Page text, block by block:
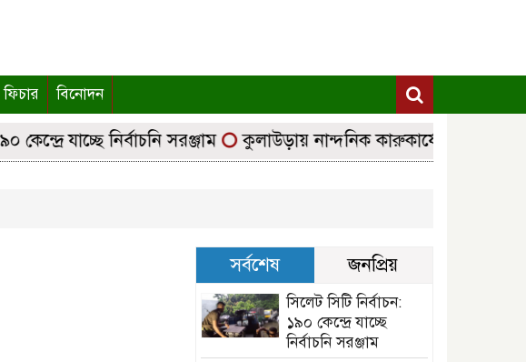
ফিচার বিনোদন
যাচ্ছে নির্বাচনি সরঞ্জাম কুলাউড়ায় নান্দনিক কারুকার্যের শিব মন্দির
সর্বশেষ জনপ্রিয়
সিলেট সিটি নির্বাচন:
১৯০ কেন্দ্রে যাচ্ছে
নির্বাচনি সরঞ্জাম